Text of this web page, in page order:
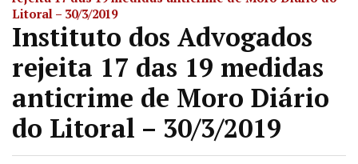
Litoral – 30/3/2019
Instituto dos Advogados
rejeita 17 das 19 medidas
anticrime de Moro Diário
do Litoral – 30/3/2019